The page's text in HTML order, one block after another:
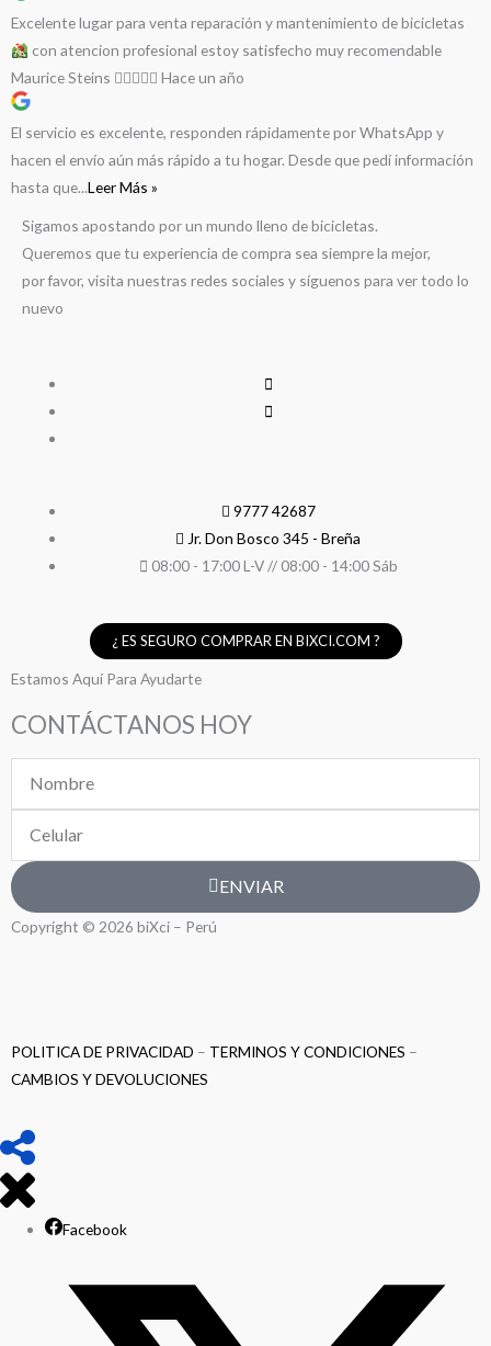
Excelente lugar para venta reparación y mantenimiento de bicicletas
con atencion profesional estoy satisfecho muy recomendable
Maurice Steins
Hace un año
El servicio es excelente, responden rápidamente por WhatsApp y
hacen el envío aún más rápido a tu hogar. Desde que pedí información
hasta que...Leer Más »
Sigamos apostando por un mundo lleno de bicicletas.
Queremos que tu experiencia de compra sea siempre la mejor,
por favor, visita nuestras redes sociales y síguenos para ver todo lo
nuevo
9777 42687
Jr. Don Bosco 345 - Breña
08:00 - 17:00 L-V // 08:00 - 14:00 Sáb
¿ ES SEGURO COMPRAR EN BIXCI.COM ?
Estamos Aquí Para Ayudarte
CONTÁCTANOS HOY
ENVIAR
Copyright © 2026 biXci – Perú
POLITICA DE PRIVACIDAD – TERMINOS Y CONDICIONES –
CAMBIOS Y DEVOLUCIONES
Facebook